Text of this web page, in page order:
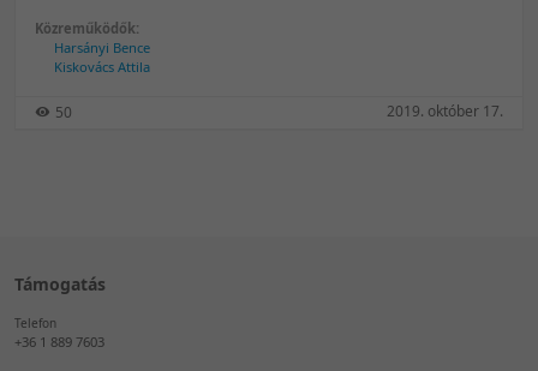
Közreműködők:
Harsányi Bence
Kiskovács Attila
50 2019. október 17.
Támogatás
Telefon
+36 1 889 7603